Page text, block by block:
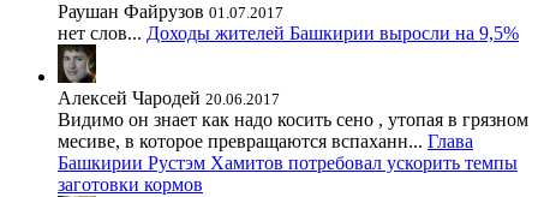
Раушан Файрузов 01.07.2017
нет слов... Доходы жителей Башкирии выросли на 9,5%
Алексей Чародей 20.06.2017
Видимо он знает как надо косить сено , утопая в грязном
месиве, в которое превращаются вспаханн... Глава
Башкирии Рустэм Хамитов потребовал ускорить темпы
заготовки кормов